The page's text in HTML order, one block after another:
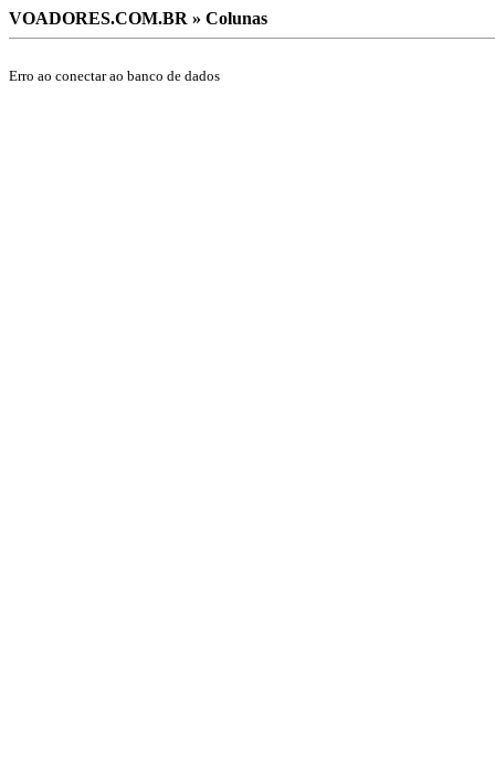
VOADORES.COM.BR » Colunas
Erro ao conectar ao banco de dados